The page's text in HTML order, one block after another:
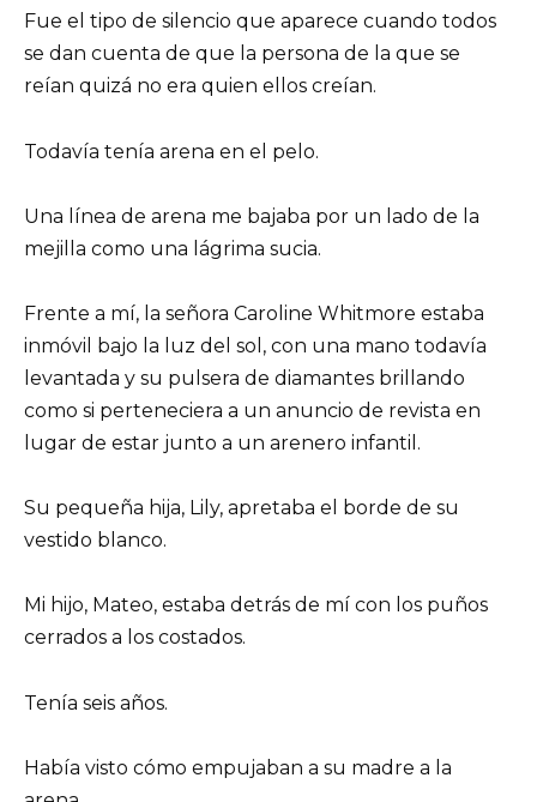
Fue el tipo de silencio que aparece cuando todos
se dan cuenta de que la persona de la que se
reían quizá no era quien ellos creían.
Todavía tenía arena en el pelo.
Una línea de arena me bajaba por un lado de la
mejilla como una lágrima sucia.
Frente a mí, la señora Caroline Whitmore estaba
inmóvil bajo la luz del sol, con una mano todavía
levantada y su pulsera de diamantes brillando
como si perteneciera a un anuncio de revista en
lugar de estar junto a un arenero infantil.
Su pequeña hija, Lily, apretaba el borde de su
vestido blanco.
Mi hijo, Mateo, estaba detrás de mí con los puños
cerrados a los costados.
Tenía seis años.
Había visto cómo empujaban a su madre a la